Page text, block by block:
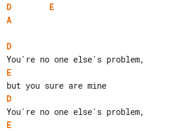
D
E
A
D
E
D
E